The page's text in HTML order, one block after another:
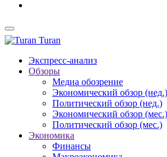
Turan
Экспресс-анализ
Обзоры
Медиа обозрение
Экономический обзор (нед.)
Политический обзор (нед.)
Экономический обзор (мес.)
Политический обзор (мес.)
Экономика
Финансы